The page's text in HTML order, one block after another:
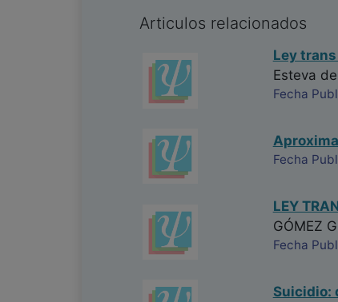
Articulos relacionados
Ley
Esteva
Fecha
Fecha
LEY
GÓMEZ
Fecha
Suicidio: